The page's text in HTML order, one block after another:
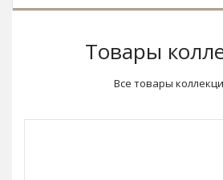
Товары
Все товары